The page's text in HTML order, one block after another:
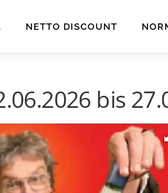
NETTO DISCOUNT
bis